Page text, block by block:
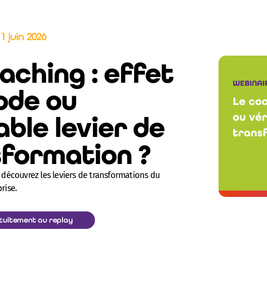
juin 2026
: effet
ou
levier de
?
les leviers de transformations du
au replay